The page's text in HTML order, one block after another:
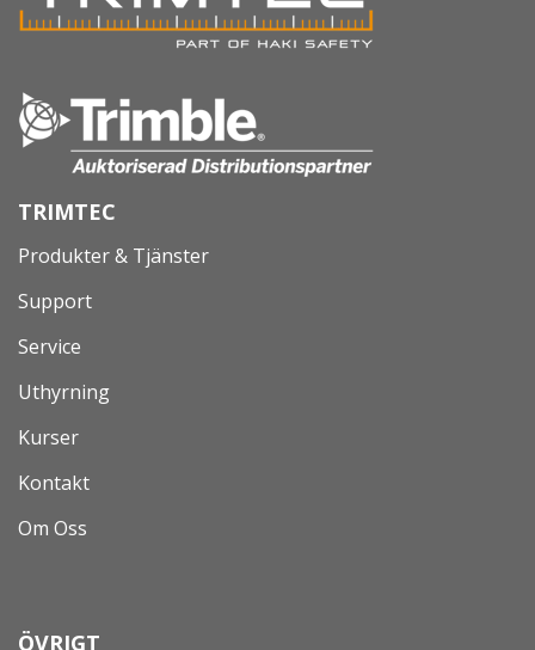
TRIMTEC
Produkter & Tjänster
Support
Service
Uthyrning
Kurser
Kontakt
Om Oss
ÖVRIGT